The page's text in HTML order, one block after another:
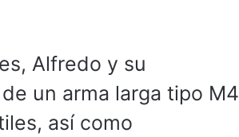
Alfredo y su
un arma larga tipo M4
así como